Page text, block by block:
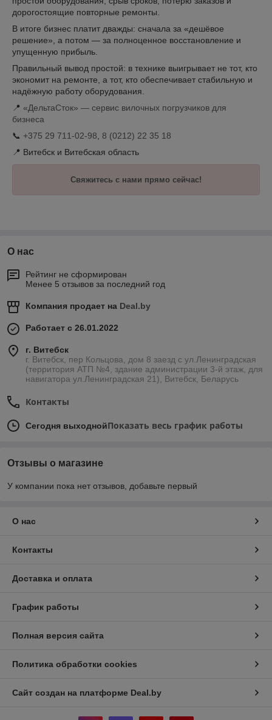
дорогостоящие повторные ремонты.
В итоге бизнес платит дважды: сначала за «дешёвое
решение», а потом — за полноценное восстановление и
упущенную прибыль.
Правильный вывод простой: в технике выигрывает не тот, кто
экономит на ремонте, а тот, кто обеспечивает стабильную и
надёжную работу оборудования.
📍 «ДельтаСток» — сервис вилочных погрузчиков для
бизнеса
📞 +375 29 711-02-98, 8 (0212) 22 35 18
📍 Витебск и Витебская область
Свяжитесь с нами прямо сейчас!
О нас
Рейтинг не сформирован
Менее 5 отзывов за последний год
Компания продает на Deal.by
Работает с 26.01.2022
г. Витебск
г. Витебск, пер Кольцова, дом 8 заезд с ул.Ленинградская
(территория АТП №4, здание администрации 3-й этаж, для
навигатора ул.Ленинградская 21), Витебск, Беларусь
Контакты
Сегодня выходнойПоказать весь график работы
Отзывы о магазине
У компании пока нет отзывов, добавьте первый
О нас
Контакты
Доставка и оплата
График работы
Полная версия сайта
Политика обработки cookies
Сайт создан на платформе Deal.by